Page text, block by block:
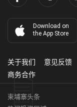
Download on
the App Store
关于我们 意见反馈
商务合作
柬埔寨头条